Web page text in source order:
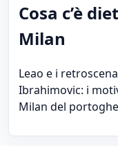
Cosa c’è
Milan
Leao e i
Ibrahimovic: i
Milan del